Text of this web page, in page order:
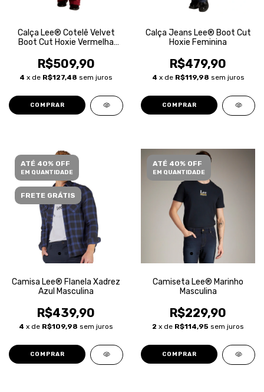
Calça Lee® Cotelê Velvet
Boot Cut Hoxie Vermelha
R$509,90
4 x de R$127,48 sem juros
COMPRAR
Calça Jeans Lee® Boot Cut
Hoxie Feminina
R$479,90
4 x de R$119,98 sem juros
COMPRAR
ATÉ 40% OFF
EM QUANTIDADE
FRETE GRÁTIS
Camisa Lee® Flanela Xadrez
Azul Masculina
R$439,90
4 x de R$109,98 sem juros
COMPRAR
ATÉ 40% OFF
EM QUANTIDADE
Camiseta Lee® Marinho
Masculina
R$229,90
2 x de R$114,95 sem juros
COMPRAR